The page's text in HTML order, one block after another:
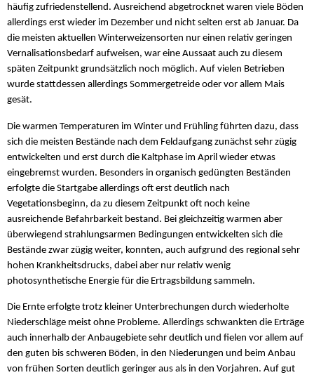
häufig zufriedenstellend. Ausreichend abgetrocknet waren viele Böden
allerdings erst wieder im Dezember und nicht selten erst ab Januar. Da
die meisten aktuellen Winterweizensorten nur einen relativ geringen
Vernalisationsbedarf aufweisen, war eine Aussaat auch zu diesem
späten Zeitpunkt grundsätzlich noch möglich. Auf vielen Betrieben
wurde stattdessen allerdings Sommergetreide oder vor allem Mais
gesät.
Die warmen Temperaturen im Winter und Frühling führten dazu, dass
sich die meisten Bestände nach dem Feldaufgang zunächst sehr zügig
entwickelten und erst durch die Kaltphase im April wieder etwas
eingebremst wurden. Besonders in organisch gedüngten Beständen
erfolgte die Startgabe allerdings oft erst deutlich nach
Vegetationsbeginn, da zu diesem Zeitpunkt oft noch keine
ausreichende Befahrbarkeit bestand. Bei gleichzeitig warmen aber
überwiegend strahlungsarmen Bedingungen entwickelten sich die
Bestände zwar zügig weiter, konnten, auch aufgrund des regional sehr
hohen Krankheitsdrucks, dabei aber nur relativ wenig
photosynthetische Energie für die Ertragsbildung sammeln.
Die Ernte erfolgte trotz kleiner Unterbrechungen durch wiederholte
Niederschläge meist ohne Probleme. Allerdings schwankten die Erträge
auch innerhalb der Anbaugebiete sehr deutlich und fielen vor allem auf
den guten bis schweren Böden, in den Niederungen und beim Anbau
von frühen Sorten deutlich geringer aus als in den Vorjahren. Auf gut